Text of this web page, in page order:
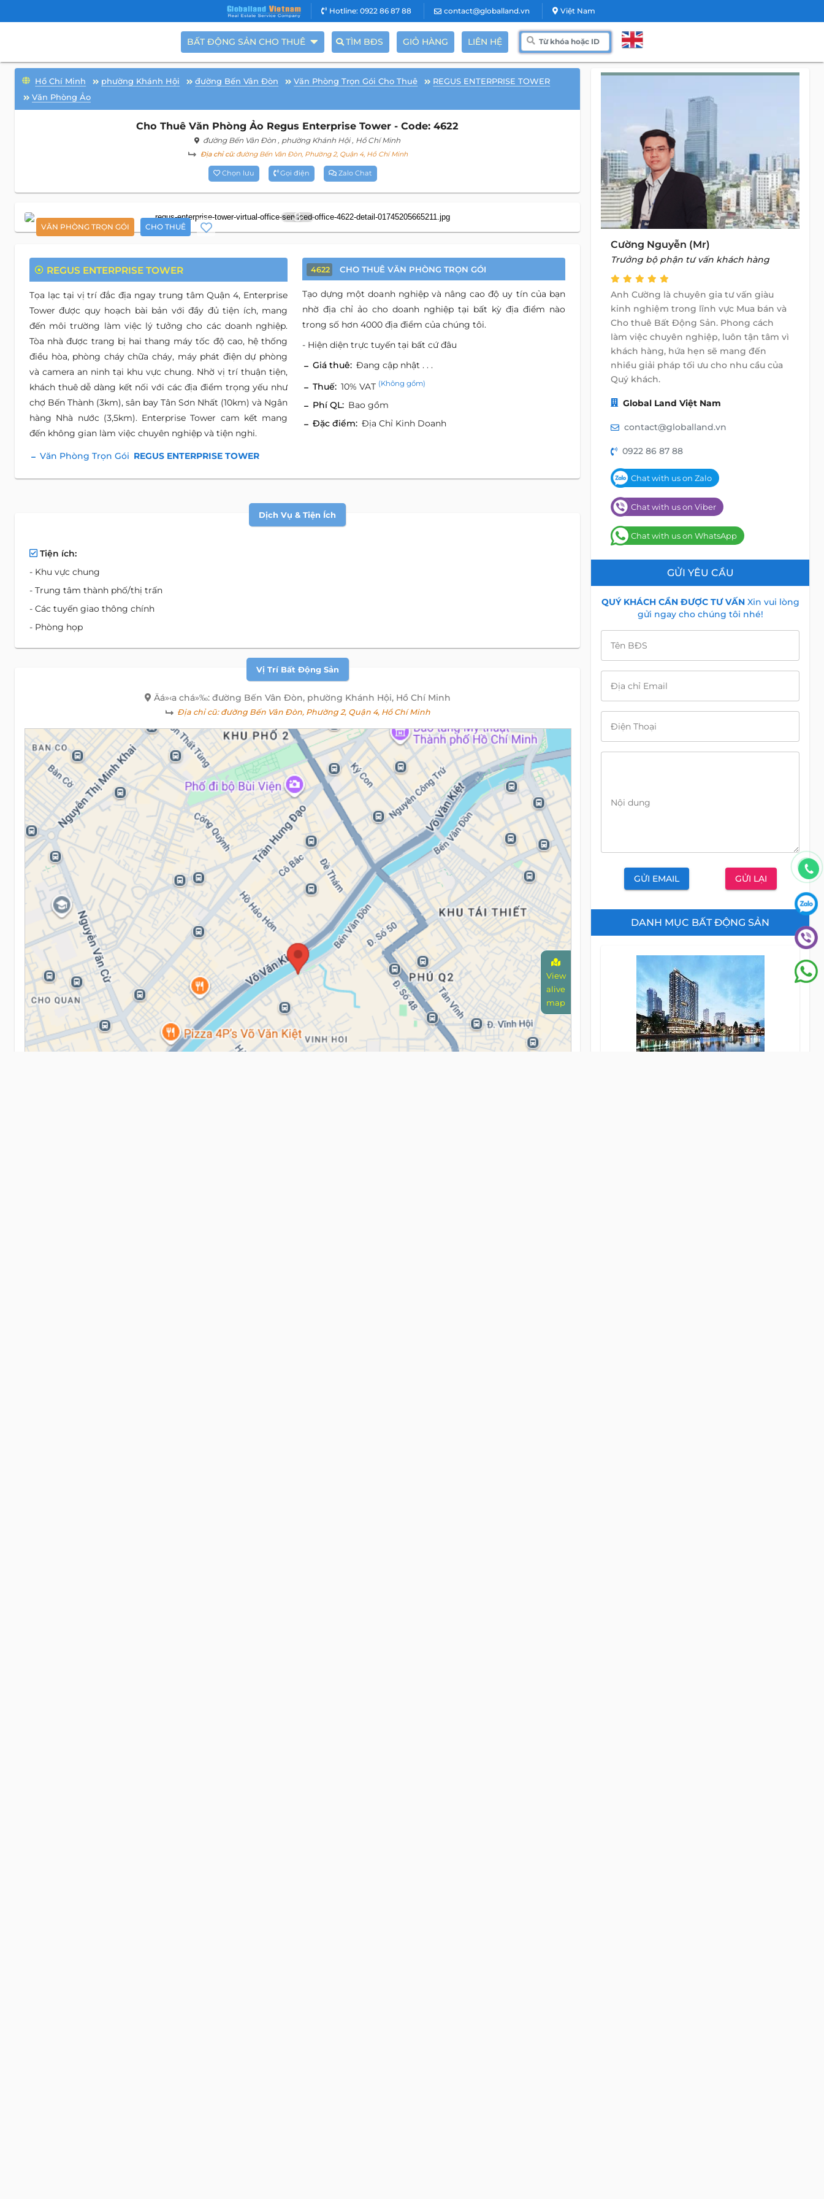
Hotline: 0922 86 87 88 contact@globalland.vn Việt Nam
BẤT ĐỘNG SẢN CHO THUÊ TÌM BĐS GIỎ HÀNG LIÊN HỆ
Hồ Chí Minh phường Khánh Hội đường Bến Vân Đòn Văn Phòng Trọn Gói Cho Thuê
REGUS ENTERPRISE TOWER
Văn Phòng Ảo
Cho Thuê Văn Phòng Ảo Regus Enterprise Tower - Code: 4622
đường Bến Vân Đòn , phường Khánh Hội , Hồ Chí Minh
Địa chỉ cũ:đường Bến Vân Đòn, Phường 2, Quận 4, Hồ Chí Minh
Chọn lưu Gọi điện Zalo Chat
VĂN PHÒNG TRỌN GÓI CHO THUÊ
8
REGUS ENTERPRISE TOWER
Tọa lạc tại vị trí đắc địa ngay trung tâm Quận 4, Enterprise
Tower được quy hoạch bài bản với đầy đủ tiện ích, mang
đến môi trường làm việc lý tưởng cho các doanh nghiệp.
Tòa nhà được trang bị hai thang máy tốc độ cao, hệ thống
điều hòa, phòng cháy chữa cháy, máy phát điện dự phòng
và camera an ninh tại khu vực chung. Nhờ vị trí thuận tiện,
khách thuê dễ dàng kết nối với các địa điểm trọng yếu như
chợ Bến Thành (3km), sân bay Tân Sơn Nhất (10km) và Ngân
hàng Nhà nước (3,5km). Enterprise Tower cam kết mang
đến không gian làm việc chuyên nghiệp và tiện nghi.
Văn Phòng Trọn Gói REGUS ENTERPRISE TOWER
4622 CHO THUÊ VĂN PHÒNG TRỌN GÓI
Tạo dựng một doanh nghiệp và nâng cao độ uy tín của bạn
nhờ địa chỉ ảo cho doanh nghiệp tại bất kỳ địa điểm nào
trong số hơn 4000 địa điểm của chúng tôi.
- Hiện diện trực tuyến tại bất cứ đâu
Giá thuê: Đang cập nhật . . .
Thuế: 10% VAT (Không gồm)
Phí QL: Bao gồm
Đặc điểm: Địa Chỉ Kinh Doanh
Dịch Vụ & Tiện Ích
Tiện ích:
- Khu vực chung
- Trung tâm thành phố/thị trấn
- Các tuyến giao thông chính
- Phòng họp
Vị Trí Bất Động Sản
Äá»‹a chá»‰: đường Bến Vân Đòn, phường Khánh Hội, Hồ Chí Minh
Địa chỉ cũ:đường Bến Vân Đòn, Phường 2, Quận 4, Hồ Chí Minh
View
alive
map
Cường Nguyễn (Mr)
Trưởng bộ phận tư vấn khách hàng
Anh Cường là chuyên gia tư vấn giàu
kinh nghiệm trong lĩnh vực Mua bán và
Cho thuê Bất Động Sản. Phong cách
làm việc chuyên nghiệp, luôn tận tâm vì
khách hàng, hứa hẹn sẽ mang đến
nhiều giải pháp tối ưu cho nhu cầu của
Quý khách.
Global Land Việt Nam
contact@globalland.vn
0922 86 87 88
Chat with us on Zalo
Chat with us on Viber
Chat with us on WhatsApp
GỬI YÊU CẦU
QUÝ KHÁCH CẦN ĐƯỢC TƯ VẤNXin vui lòng
gửi ngay cho chúng tôi nhé!
Tên BĐS
Địa chỉ Email
Điện Thoại
Nội dung
GỬI EMAIL GỬI LẠI
DANH MỤC BẤT ĐỘNG SẢN